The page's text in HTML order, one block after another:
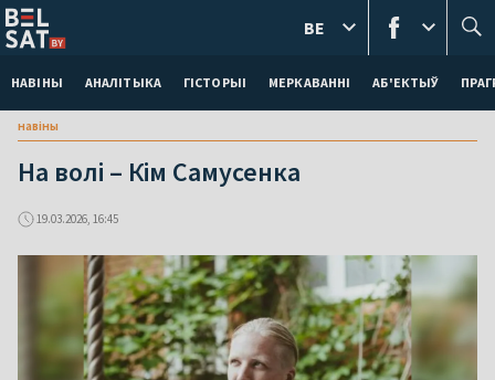
НАВІНЫ АНАЛІТЫКА ГІСТОРЫІ МЕРКАВАННI АБ'ЕКТЫЎ
BE
навіны
На волі – Кім Самусенка
19.03.2026, 16:45